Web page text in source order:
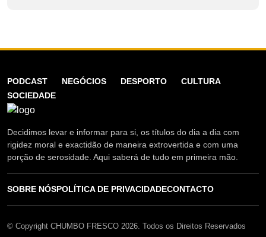
PODCAST NEGÓCIOS DESPORTO
CULTURA
SOCIEDADE
Decidimos levar e informar para si, os títulos do dia a dia com
rigidez moral e exactidão de maneira extrovertida e com uma
porção de serosidade. Aqui saberá de tudo em primeira mão.
SOBRE NÓSPOLÍTICA DE PRIVACIDADECONTACTO
© Copyright CHUMBO FRESCO 2026. Todos os Direitos Reservados